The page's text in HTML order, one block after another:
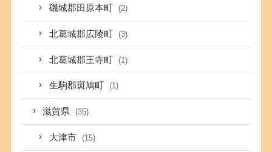
磯城郡田原本町 (2)
北葛城郡広陵町 (3)
北葛城郡王寺町 (1)
生駒郡斑鳩町 (1)
滋賀県 (35)
大津市 (15)